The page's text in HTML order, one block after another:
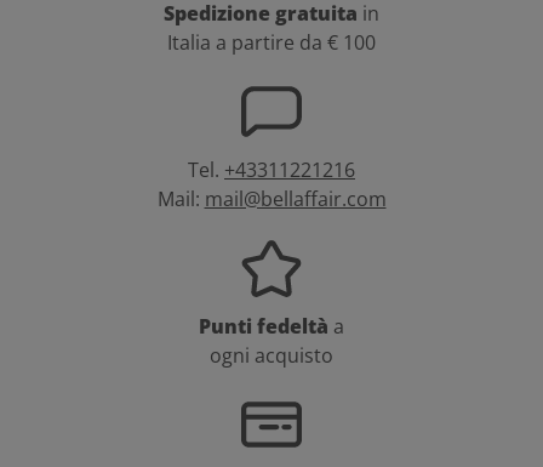
Spedizione gratuita in
Italia a partire da € 100
Tel. +43311221216
Mail: mail@bellaffair.com
Punti fedeltà a
ogni acquisto